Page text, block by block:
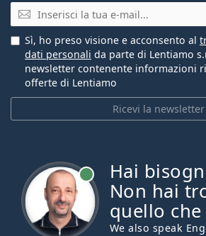
E-mail
Ricevi la newsletter
Sì, ho preso visione e acconsento al
dati personali da parte di Lentiamo
newsletter contenente informazioni
offerte di Lentiamo
Hai
Non hai
quello che
We also speak